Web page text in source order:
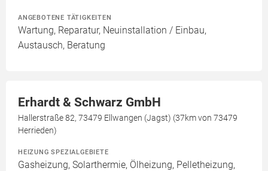
ANGEBOTENE TÄTIGKEITEN
Wartung, Reparatur, Neuinstallation / Einbau,
Austausch, Beratung
Erhardt & Schwarz GmbH
Hallerstraße 82, 73479 Ellwangen (Jagst) (37km von 73479
Herrieden)
HEIZUNG SPEZIALGEBIETE
Gasheizung, Solarthermie, Ölheizung, Pelletheizung,